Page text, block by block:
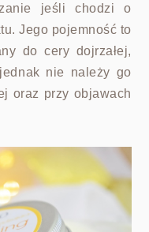
jeśli chodzi o
Jego pojemność to
do cery dojrzałej,
nie należy go
oraz przy objawach